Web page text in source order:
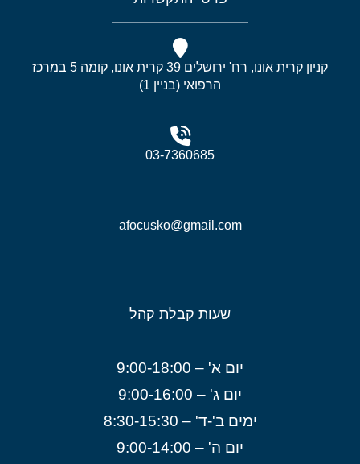
קניון קרית אונו, רח' ירושלים 39 קרית אונו, קומה 5 במרכז
הרפואי (בניין 1)
03-7360685
afocusko@gmail.com
שעות קבלת קהל
יום א' – 9:00-18:00
יום ג' – 9:00-16:00
ימים ב'-ד' – 8:30-15:30
יום ה' – 9:00-14:00